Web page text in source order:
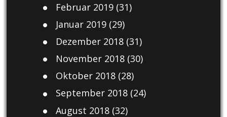
Februar 2019(31)
Januar 2019(29)
Dezember 2018(31)
November 2018(30)
Oktober 2018(28)
September 2018(24)
August 2018(32)